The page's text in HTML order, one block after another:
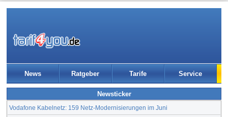
News Ratgeber Tarife Service
Newsticker
Vodafone Kabelnetz: 159 Netz-Modernisierungen im Juni